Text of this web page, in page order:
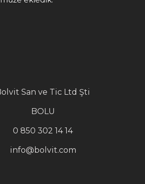
San ve Tic Ltd Şti
BOLU
0 850 302 14 14
info@bolvit.com